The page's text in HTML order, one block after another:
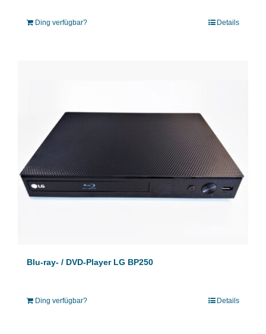
Ding verfügbar? Details
Blu-ray- / DVD-Player LG BP250
Ding verfügbar? Details